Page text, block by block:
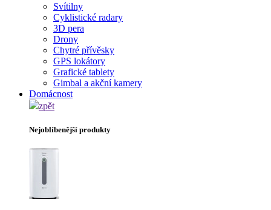
Svítilny
Cyklistické radary
3D pera
Drony
Chytré přívěsky
GPS lokátory
Grafické tablety
Gimbal a akční kamery
Domácnost
zpět
Nejoblíbenější produkty